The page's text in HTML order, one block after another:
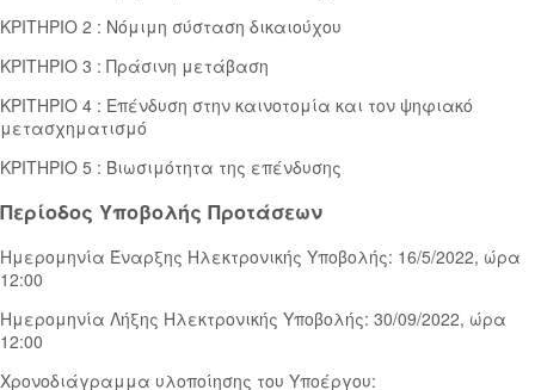
ΚΡΙΤΗΡΙΟ 2 : Νόμιμη σύσταση δικαιούχου
ΚΡΙΤΗΡΙΟ 3 : Πράσινη μετάβαση
ΚΡΙΤΗΡΙΟ 4 : Επένδυση στην καινοτομία και τον ψηφιακό
μετασχηματισμό
ΚΡΙΤΗΡΙΟ 5 : Βιωσιμότητα της επένδυσης
Περίοδος Υποβολής Προτάσεων
Ημερομηνία Έναρξης Ηλεκτρονικής Υποβολής: 16/5/2022, ώρα
12:00
Ημερομηνία Λήξης Ηλεκτρονικής Υποβολής: 30/09/2022, ώρα
12:00
Χρονοδιάγραμμα υλοποίησης του Υποέργου: